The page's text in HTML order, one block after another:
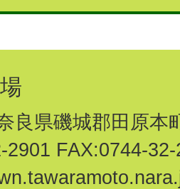
良県磯城郡田原本
2901 FAX:0744-